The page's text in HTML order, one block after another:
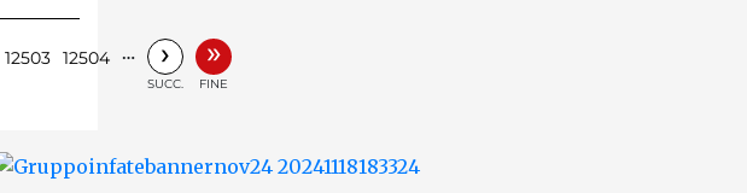
12503 12504 … ›
SUCC.
»
FINE